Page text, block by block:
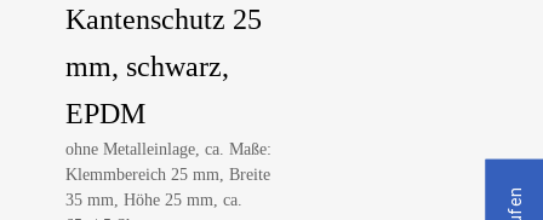
Kantenschutz 25
mm, schwarz,
EPDM
ohne Metalleinlage, ca. Maße:
Klemmbereich 25 mm, Breite
35 mm, Höhe 25 mm, ca.